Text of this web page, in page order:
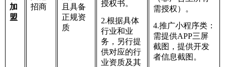
加
盟
招商
且具备
正规资
质
授权书。
2.根据具体
行业和业
务，另行提
供对应的行
业资质及其
需授权）。
4.推广小程序类：
需提供APP三屏
截图，提供开发
者信息截图。